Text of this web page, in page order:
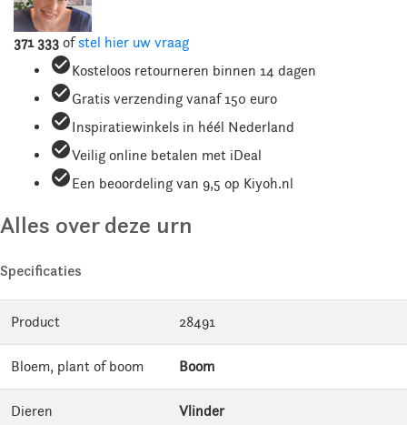
371 333 ofstel hier uw vraag
check_circleKosteloos retourneren binnen 14 dagen
check_circleGratis verzending vanaf 150 euro
check_circleInspiratiewinkels in héél Nederland
check_circleVeilig online betalen met iDeal
check_circleEen beoordeling van 9,5 op Kiyoh.nl
Alles over deze urn
Specificaties
Product 28491
Bloem, plant of boom Boom
Dieren Vlinder